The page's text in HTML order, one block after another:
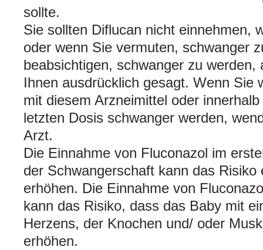
sollte.
Sie sollten Diflucan nicht einnehmen,
oder wenn Sie vermuten, schwanger
beabsichtigen, schwanger zu
Ihnen ausdrücklich gesagt. Wenn Sie
mit diesem Arzneimittel oder
letzten Dosis schwanger werden,
Arzt.
Die Einnahme von Fluconazol im
der Schwangerschaft kann das Risiko
erhöhen. Die Einnahme von
kann das Risiko, dass das Baby mit
Herzens, der Knochen und/ oder
erhöhen.